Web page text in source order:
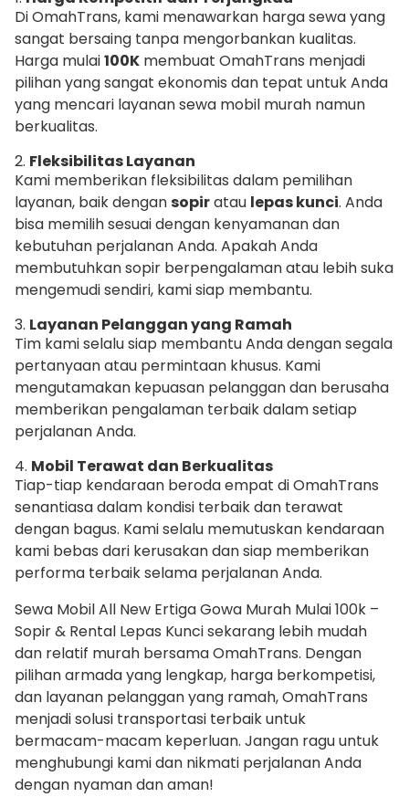
Di OmahTrans, kami menawarkan harga sewa yang
sangat bersaing tanpa mengorbankan kualitas.
Harga mulai100K membuat OmahTrans menjadi
pilihan yang sangat ekonomis dan tepat untuk Anda
yang mencari layanan sewa mobil murah namun
berkualitas.
2. Fleksibilitas Layanan
Kami memberikan fleksibilitas dalam pemilihan
layanan, baik dengansopiratau lepas kunci. Anda
bisa memilih sesuai dengan kenyamanan dan
kebutuhan perjalanan Anda. Apakah Anda
membutuhkan sopir berpengalaman atau lebih suka
mengemudi sendiri, kami siap membantu.
3. Layanan Pelanggan yang Ramah
Tim kami selalu siap membantu Anda dengan segala
pertanyaan atau permintaan khusus. Kami
mengutamakan kepuasan pelanggan dan berusaha
memberikan pengalaman terbaik dalam setiap
perjalanan Anda.
4. Mobil Terawat dan Berkualitas
Tiap-tiap kendaraan beroda empat di OmahTrans
senantiasa dalam kondisi terbaik dan terawat
dengan bagus. Kami selalu memutuskan kendaraan
kami bebas dari kerusakan dan siap memberikan
performa terbaik selama perjalanan Anda.
Sewa Mobil All New Ertiga Gowa Murah Mulai 100k –
Sopir & Rental Lepas Kunci sekarang lebih mudah
dan relatif murah bersama OmahTrans. Dengan
pilihan armada yang lengkap, harga berkompetisi,
dan layanan pelanggan yang ramah, OmahTrans
menjadi solusi transportasi terbaik untuk
bermacam-macam keperluan. Jangan ragu untuk
menghubungi kami dan nikmati perjalanan Anda
dengan nyaman dan aman!